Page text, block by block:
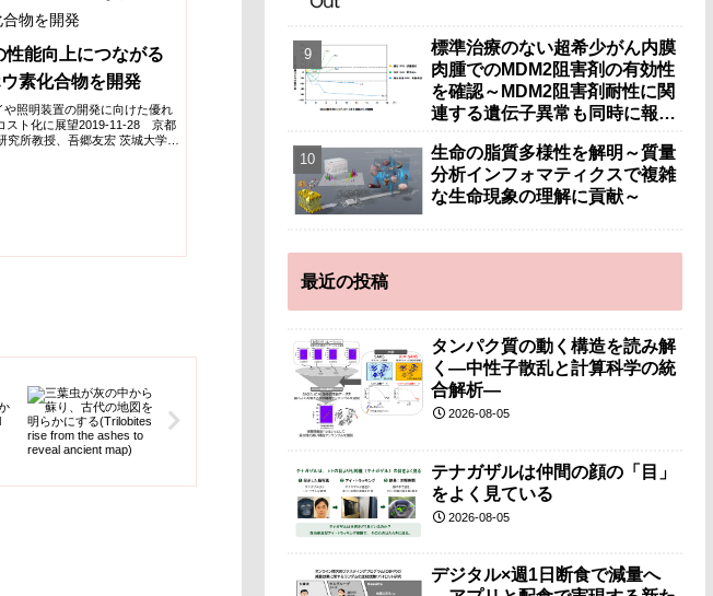
性能向上につながる
素化合物を開発
や照明装置の開発に向けた優れ
スト化に展望2019-11-28 京都
究所教授、吾郷友宏 茨城大学准
標準治療のない超希少がん内膜
肉腫でのMDM2阻害剤の有効性
を確認～MDM2阻害剤耐性に関
連する遺伝子異常も同時に報告
生命の脂質多様性を解明～質量
分析インフォマティクスで複雑
な生命現象の理解に貢献～
最近の投稿
タンパク質の動く構造を読み解
く―中性子散乱と計算科学の統
合解析―
2026-08-05
テナガザルは仲間の顔の「目」
をよく見ている
2026-08-05
デジタル×週1日断食で減量へ